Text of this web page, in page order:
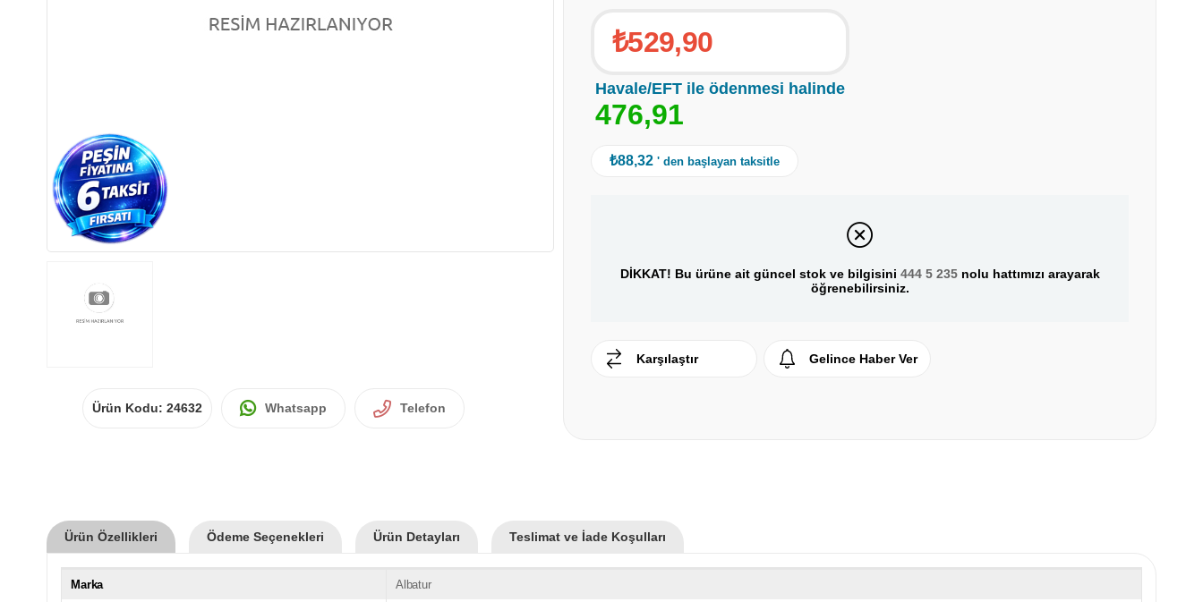
Ürün Kodu: 24632 Whatsapp Telefon
₺529,90
Havale/EFT ile ödenmesi halinde
476,91
₺88,32 ' den başlayan taksitle
DİKKAT! Bu ürüne ait güncel stok ve bilgisini 444 5 235nolu hattımızı arayarak
öğrenebilirsiniz.
Karşılaştır Gelince Haber Ver
Ürün Özellikleri Ödeme Seçenekleri Ürün Detayları Teslimat ve İade Koşulları
Marka Albatur